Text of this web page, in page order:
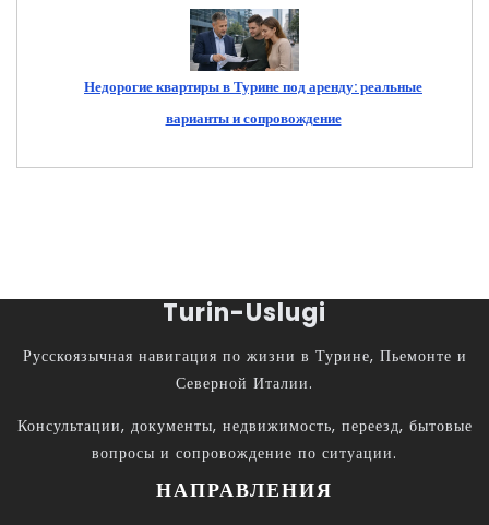
Недорогие квартиры в Турине под аренду: реальные
варианты и сопровождение
Turin-Uslugi
Русскоязычная навигация по жизни в Турине, Пьемонте и
Северной Италии.
Консультации, документы, недвижимость, переезд, бытовые
вопросы и сопровождение по ситуации.
НАПРАВЛЕНИЯ